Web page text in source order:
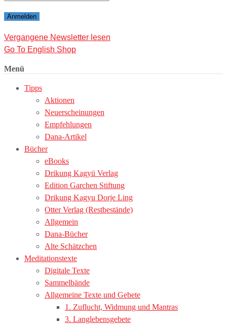
Vergangene Newsletter lesen
Go To English Shop
Menü
Tipps
Aktionen
Neuerscheinungen
Empfehlungen
Dana-Artikel
Bücher
eBooks
Drikung Kagyü Verlag
Edition Garchen Stiftung
Drikung Kagyu Dorje Ling
Otter Verlag (Restbestände)
Allgemein
Dana-Bücher
Alte Schätzchen
Meditationstexte
Digitale Texte
Sammelbände
Allgemeine Texte und Gebete
1. Zuflucht, Widmung und Mantras
3. Langlebensgebete